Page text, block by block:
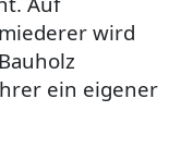
wird
ein eigener